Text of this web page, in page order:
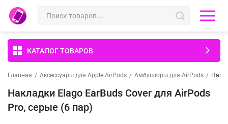
КАТАЛОГ ТОВАРОВ
Главная / Аксессуары для Apple AirPods / Амбушюры для AirPods /
Накладки Elago EarBuds Cover для AirPods
Pro, серые (6 пар)